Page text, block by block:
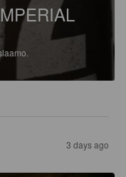
3 days ago